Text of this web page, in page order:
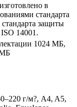
в
стандарта
защиты
14001.
1024 МБ,
МБ
г/м?, A4, A5,